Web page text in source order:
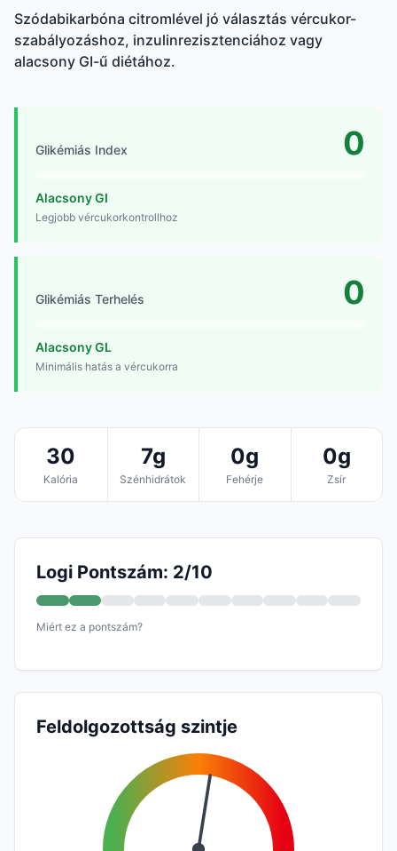
Szódabikarbóna citromlével jó választás vércukor-
szabályozáshoz, inzulinrezisztenciához vagy
alacsony GI-ű diétához.
Glikémiás Index 0
Alacsony GI
Legjobb vércukorkontrollhoz
Glikémiás Terhelés 0
Alacsony GL
Minimális hatás a vércukorra
30
Kalória
7g
Szénhidrátok
0g
Fehérje
0g
Zsír
Logi Pontszám: 2/10
Miért ez a pontszám?
Feldolgozottság szintje